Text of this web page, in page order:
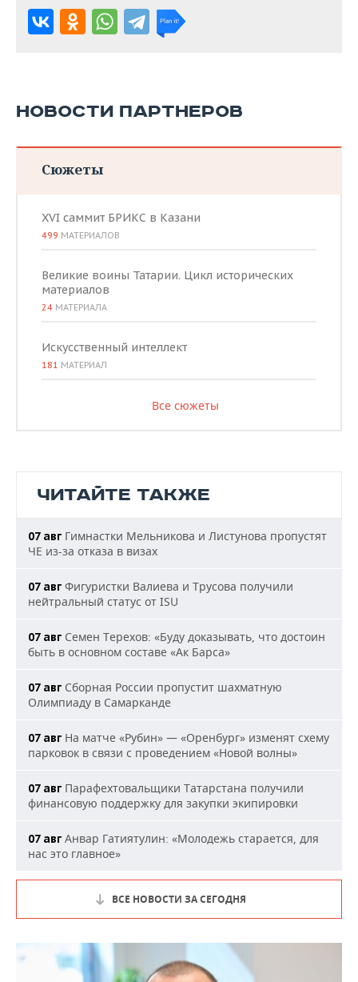
НОВОСТИ ПАРТНЕРОВ
Сюжеты
XVI саммит БРИКС в Казани
499 МАТЕРИАЛОВ
Великие воины Татарии. Цикл исторических
материалов
24 МАТЕРИАЛА
Искусственный интеллект
181 МАТЕРИАЛ
Все сюжеты
ЧИТАЙТЕ ТАКЖЕ
07 авг Гимнастки Мельникова и Листунова пропустят
ЧЕ из-за отказа в визах
07 авг Фигуристки Валиева и Трусова получили
нейтральный статус от ISU
07 авг Семен Терехов: «Буду доказывать, что достоин
быть в основном составе «Ак Барса»
07 авг Сборная России пропустит шахматную
Олимпиаду в Самарканде
07 авг На матче «Рубин» — «Оренбург» изменят схему
парковок в связи с проведением «Новой волны»
07 авг Парафехтовальщики Татарстана получили
финансовую поддержку для закупки экипировки
07 авг Анвар Гатиятулин: «Молодежь старается, для
нас это главное»
ВСЕ НОВОСТИ ЗА СЕГОДНЯ